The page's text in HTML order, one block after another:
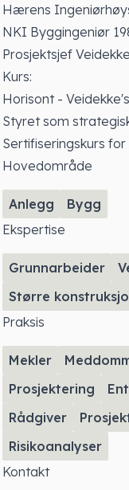
Hærens
NKI Byggingeniør
Prosjektsjef
Kurs:
Horisont -
Styret som
Sertifiseringskurs
Hovedområde
Anlegg
Bygg
Ekspertise
Grunnarbeider
Større
Praksis
Mekler
Prosjektering
Rådgiver
Risikoanalyser
Kontakt